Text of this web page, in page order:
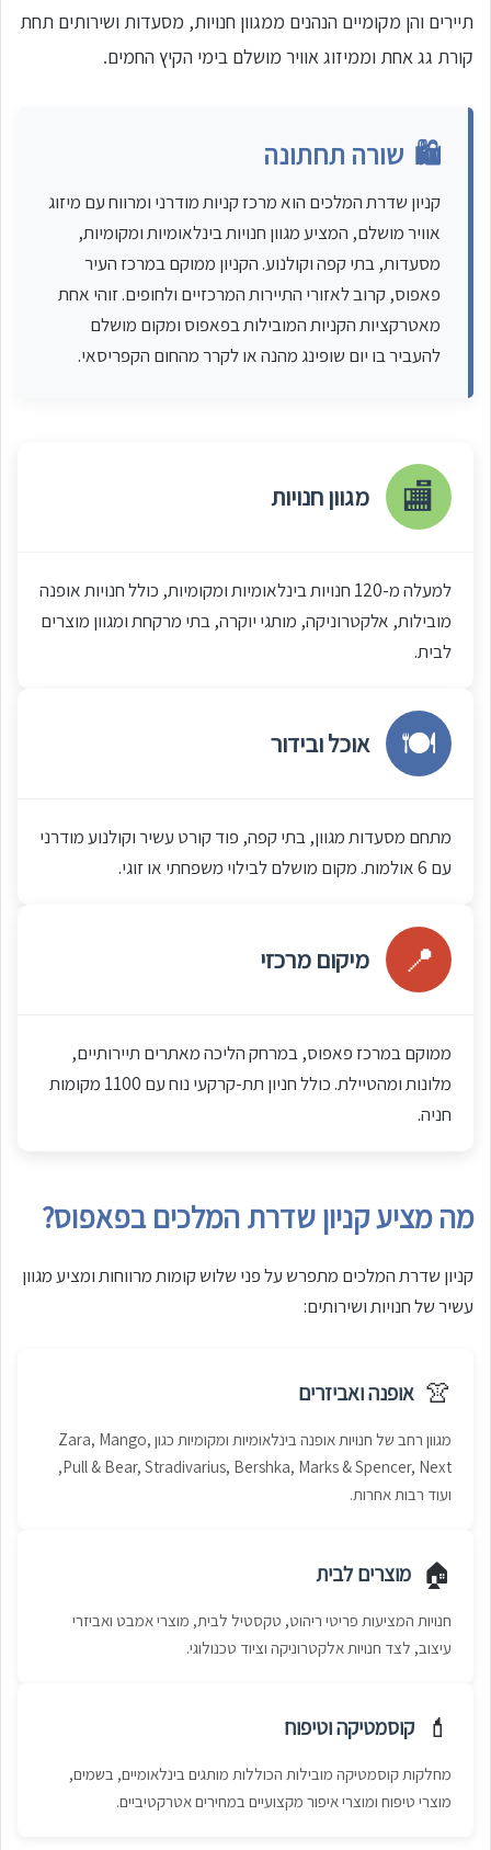
תיירים והן מקומיים הנהנים ממגוון חנויות, מסעדות ושירותים תחת
קורת גג אחת וממיזוג אוויר מושלם בימי הקיץ החמים.
🛍️ שורה תחתונה
קניון שדרת המלכים הוא מרכז קניות מודרני ומרווח עם מיזוג
אוויר מושלם, המציע מגוון חנויות בינלאומיות ומקומיות,
מסעדות, בתי קפה וקולנוע. הקניון ממוקם במרכז העיר
פאפוס, קרוב לאזורי התיירות המרכזיים ולחופים. זוהי אחת
מאטרקציות הקניות המובילות בפאפוס ומקום מושלם
להעביר בו יום שופינג מהנה או לקרר מהחום הקפריסאי.
🏬 מגוון חנויות
למעלה מ-120 חנויות בינלאומיות ומקומיות, כולל חנויות אופנה
מובילות, אלקטרוניקה, מותגי יוקרה, בתי מרקחת ומגוון מוצרים
לבית.
🍽️ אוכל ובידור
מתחם מסעדות מגוון, בתי קפה, פוד קורט עשיר וקולנוע מודרני
עם 6 אולמות. מקום מושלם לבילוי משפחתי או זוגי.
📍 מיקום מרכזי
ממוקם במרכז פאפוס, במרחק הליכה מאתרים תיירותיים,
מלונות ומהטיילת. כולל חניון תת-קרקעי נוח עם 1100 מקומות
חניה.
מה מציע קניון שדרת המלכים בפאפוס?
קניון שדרת המלכים מתפרש על פני שלוש קומות מרווחות ומציע מגוון
עשיר של חנויות ושירותים:
👚 אופנה ואביזרים
מגוון רחב של חנויות אופנה בינלאומיות ומקומיות כגון Zara, Mango,
Pull & Bear, Stradivarius, Bershka, Marks & Spencer, Next,
ועוד רבות אחרות.
🏠 מוצרים לבית
חנויות המציעות פריטי ריהוט, טקסטיל לבית, מוצרי אמבט ואביזרי
עיצוב, לצד חנויות אלקטרוניקה וציוד טכנולוגי.
💄 קוסמטיקה וטיפוח
מחלקות קוסמטיקה מובילות הכוללות מותגים בינלאומיים, בשמים,
מוצרי טיפוח ומוצרי איפור מקצועיים במחירים אטרקטיביים.